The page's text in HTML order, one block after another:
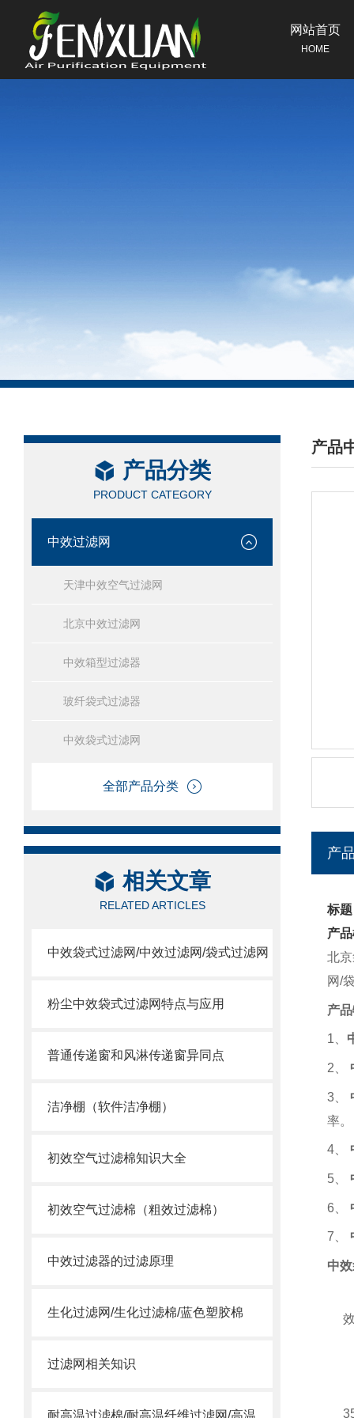
网站首页
HOME
产品分类
PRODUCT CATEGORY
中效过滤网
天津中效空气过滤网
北京中效过滤网
中效箱型过滤器
玻纤袋式过滤器
中效袋式过滤网
全部产品分类
相关文章
RELATED ARTICLES
中效袋式过滤网/中效过滤网/袋式过滤网
粉尘中效袋式过滤网特点与应用
普通传递窗和风淋传递窗异同点
洁净棚（软件洁净棚）
初效空气过滤棉知识大全
初效空气过滤棉（粗效过滤棉）
中效过滤器的过滤原理
生化过滤网/生化过滤棉/蓝色塑胶棉
过滤网相关知识
耐高温过滤棉/耐高温纤维过滤网/高温合成纤维滤棉
产品
/
产
标
产
北
网/
产品
1
2
3
率。
4
5
6
7
中效